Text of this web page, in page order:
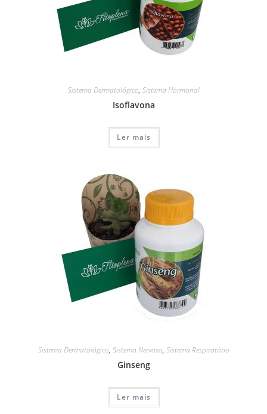
Sistema Dermatológico, Sistema Hormonal
Isoflavona
Ler mais
Sistema Dermatológico, Sistema Nervoso, Sistema Respiratório
Ginseng
Ler mais